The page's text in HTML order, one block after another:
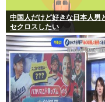
中国人だけど好きな日本人男
セクロスしたい